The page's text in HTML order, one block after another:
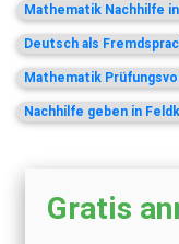
Mathematik Nachhilfe
Deutsch als
Mathematik
Nachhilfe geben in
Gratis